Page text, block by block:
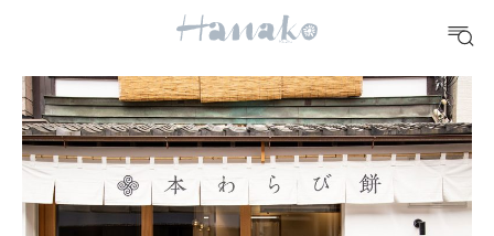
#シュークリーム #パン #カフェ
10 CATEGORIES
FOOD
おいしい